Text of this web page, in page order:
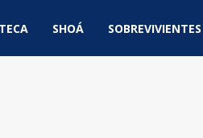
SHOÁ SOBREVIVIENTES